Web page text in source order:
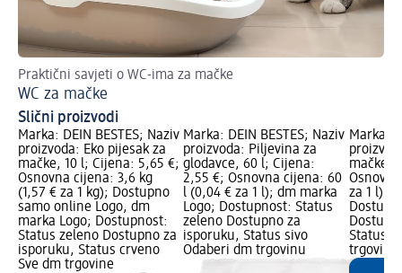
Praktični savjeti o WC-ima za mačke
WC za mačke
Slični proizvodi
Marka: DEIN BESTES; Naziv
proizvoda: Eko pijesak za
mačke, 10 l; Cijena: 5,65 €;
Osnovna cijena: 3,6 kg
(1,57 € za 1 kg); Dostupno
samo online Logo, dm
marka Logo; Dostupnost:
Status zeleno Dostupno za
isporuku, Status crveno
Sve dm trgovine
Marka: DEIN BESTES; Naziv
proizvoda: Piljevina za
glodavce, 60 l; Cijena:
2,55 €; Osnovna cijena: 60
l (0,04 € za 1 l); dm marka
Logo; Dostupnost: Status
zeleno Dostupno za
isporuku, Status sivo
Odaberi dm trgovinu
Marka:
mačke,
za 1 l);
Status
trgovinu